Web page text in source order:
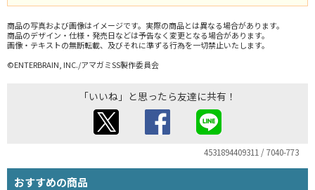
商品の写真および画像はイメージです。実際の商品とは異なる場合があります。
商品のデザイン・仕様・発売日などは予告なく変更となる場合があります。
画像・テキストの無断転載、及びそれに準ずる行為を一切禁止いたします。
©ENTERBRAIN, INC./アマガミSS製作委員会
「いいね」と思ったら友達に共有！
4531894409311 / 7040-773
おすすめの商品